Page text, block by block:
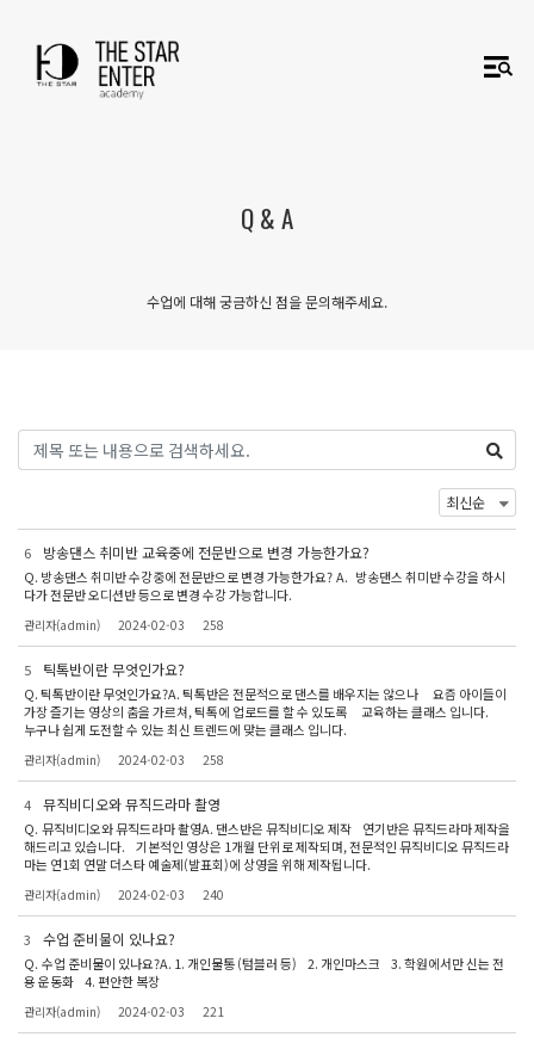
Q & A
수업에 대해 궁금하신 점을 문의해주세요.
6 방송댄스 취미반 교육중에 전문반으로 변경 가능한가요?
Q. 방송댄스 취미반 수강중에 전문반으로 변경 가능한가요? A. 방송댄스 취미반 수강을 하시
다가 전문반 오디션반 등으로 변경 수강 가능합니다.
관리자(admin) 2024-02-03 258
5 틱톡반이란 무엇인가요?
Q. 틱톡반이란 무엇인가요?A. 틱톡반은 전문적으로 댄스를 배우지는 않으나 요즘 아이들이
가장 즐기는 영상의 춤을 가르쳐, 틱톡에 업로드를 할 수 있도록 교육하는 클래스 입니다.
누구나 쉽게 도전할 수 있는 최신 트렌드에 맞는 클래스 입니다.
관리자(admin) 2024-02-03 258
4 뮤직비디오와 뮤직드라마 촬영
Q. 뮤직비디오와 뮤직드라마 촬영A. 댄스반은 뮤직비디오 제작 연기반은 뮤직드라마 제작을
해드리고 있습니다. 기본적인 영상은 1개월 단위로 제작되며, 전문적인 뮤직비디오 뮤직드라
마는 연1회 연말 더스타 예술제(발표회)에 상영을 위해 제작됩니다.
관리자(admin) 2024-02-03 240
3 수업 준비물이 있나요?
Q. 수업 준비물이 있나요?A. 1. 개인물통 (텀블러 등) 2. 개인마스크 3. 학원에서만 신는 전
용 운동화 4. 편안한 복장
관리자(admin) 2024-02-03 221